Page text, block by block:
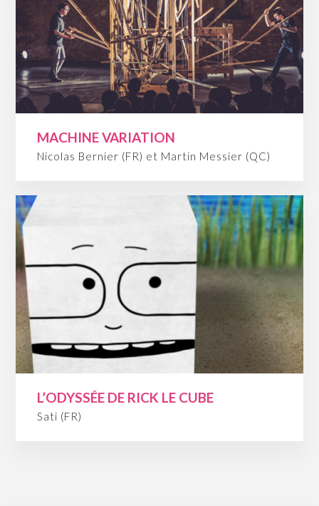
MACHINE VARIATION
Nicolas Bernier (FR) et Martin Messier (QC)
L’ODYSSÉE DE RICK LE CUBE
Sati (FR)